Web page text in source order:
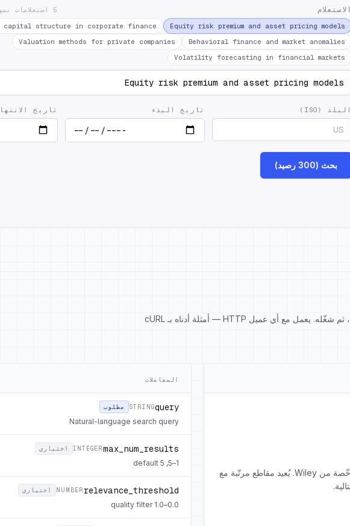
الاستعلام 5 استعلامات نموذجية — انقر للتحميل
Equity risk premium and asset pricing models
capital structure in corporate finance
Behavioral finance and market anomalies
Valuation methods for private companies
Volatility forecasting in financial markets
البلد (ISO) تاريخ البدء تاريخ
بحث (300 رصيد)
انسخ المقتطف، استبدل مفتاح API الخاص بك، ثم شغّله. يعمل مع أي عميل HTTP — أمثلة أدناه بـ cURL
بحث دلالي عبر مجلات وكتب التمويل المرخّصة من Wiley. يُعيد مقاطع مرتّبة مع
المعاملات
query
STRING مطلوب
Natural-language search query
max_num_results
INTEGER اختياري
1–5, default 5
relevance_threshold
NUMBER اختياري
0.0–1.0 quality filter